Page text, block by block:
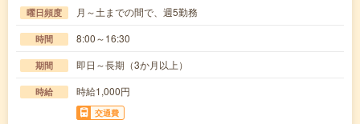
曜日頻度 月～土までの間で、週5勤務
時間 8:00～16:30
期間 即日～長期（3か月以上）
時給 時給1,000円
交通費